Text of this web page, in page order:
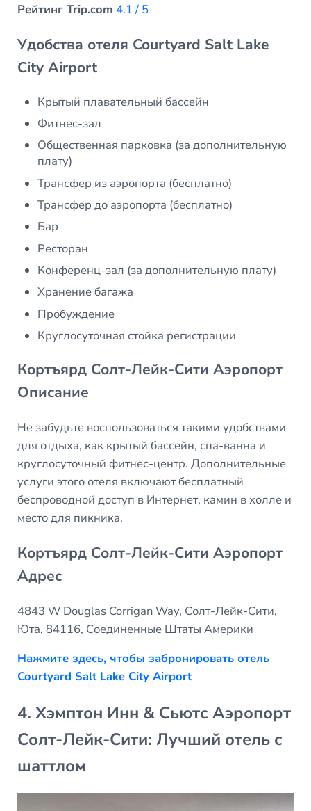
Рейтинг Trip.com 4.1 / 5
Удобства отеля Courtyard Salt Lake
City Airport
Крытый плавательный бассейн
Фитнес-зал
Общественная парковка (за дополнительную
плату)
Трансфер из аэропорта (бесплатно)
Трансфер до аэропорта (бесплатно)
Бар
Ресторан
Конференц-зал (за дополнительную плату)
Хранение багажа
Пробуждение
Круглосуточная стойка регистрации
Кортъярд Солт-Лейк-Сити Аэропорт
Описание
Не забудьте воспользоваться такими удобствами
для отдыха, как крытый бассейн, спа-ванна и
круглосуточный фитнес-центр. Дополнительные
услуги этого отеля включают бесплатный
беспроводной доступ в Интернет, камин в холле и
место для пикника.
Кортъярд Солт-Лейк-Сити Аэропорт
Адрес
4843 W Douglas Corrigan Way, Солт-Лейк-Сити,
Юта, 84116, Соединенные Штаты Америки
Нажмите здесь, чтобы забронировать отель
Courtyard Salt Lake City Airport
4. Хэмптон Инн & Сьютс Аэропорт
Солт-Лейк-Сити: Лучший отель с
шаттлом